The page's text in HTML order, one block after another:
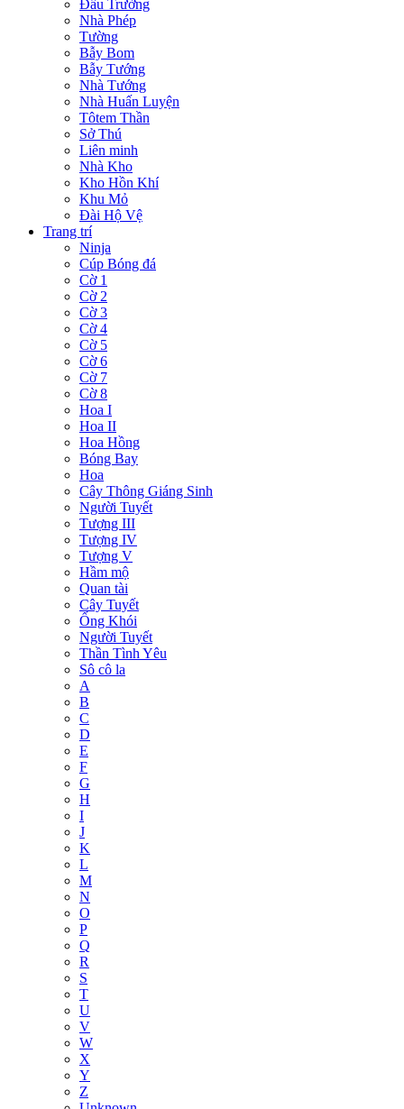
Đấu Trường
Nhà Phép
Tường
Bẫy Bom
Bẫy Tướng
Nhà Tướng
Nhà Huấn Luyện
Tôtem Thần
Sở Thú
Liên minh
Nhà Kho
Kho Hồn Khí
Khu Mỏ
Đài Hộ Vệ
Trang trí
Ninja
Cúp Bóng đá
Cờ 1
Cờ 2
Cờ 3
Cờ 4
Cờ 5
Cờ 6
Cờ 7
Cờ 8
Hoa I
Hoa II
Hoa Hồng
Bóng Bay
Hoa
Cây Thông Giáng Sinh
Người Tuyết
Tượng III
Tượng IV
Tượng V
Hầm mộ
Quan tài
Cây Tuyết
Ống Khói
Người Tuyết
Thần Tình Yêu
Sô cô la
A
B
C
D
E
F
G
H
I
J
K
L
M
N
O
P
Q
R
S
T
U
V
W
X
Y
Z